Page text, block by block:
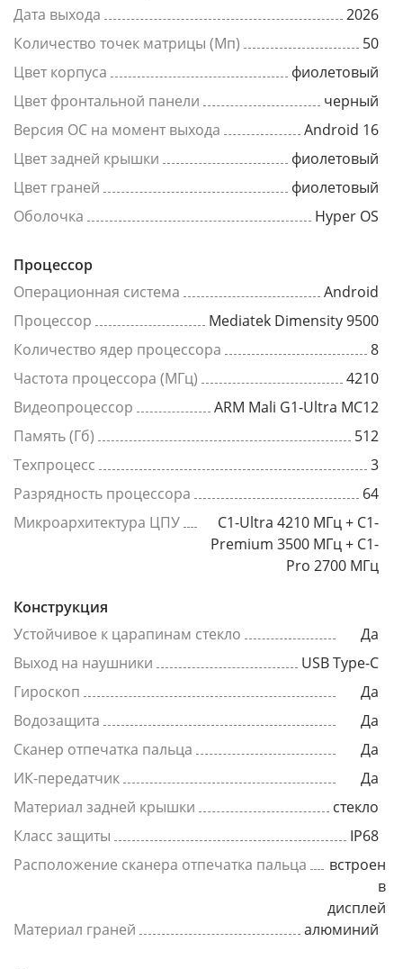
Дата выхода
2026
Количество точек матрицы (Мп)
50
Цвет корпуса
фиолетовый
Цвет фронтальной панели
черный
Версия ОС на момент выхода
Android 16
Цвет задней крышки
фиолетовый
Цвет граней
фиолетовый
Оболочка
Hyper OS
Процессор
Операционная система
Android
Процессор
Mediatek Dimensity 9500
Количество ядер процессора
8
Частота процессора (МГц)
4210
Видеопроцессор
ARM Mali G1-Ultra MC12
Память (Гб)
512
Техпроцесс
3
Разрядность процессора
64
Микроархитектура ЦПУ
C1-Ultra 4210 МГц + C1-
Premium 3500 МГц + C1-
Pro 2700 МГц
Конструкция
Устойчивое к царапинам стекло
Да
Выход на наушники
USB Type-C
Гироскоп
Да
Водозащита
Да
Сканер отпечатка пальца
Да
ИК-передатчик
Да
Материал задней крышки
стекло
Класс защиты
IP68
Расположение сканера отпечатка пальца
встроен
в
дисплей
Материал граней
алюминий